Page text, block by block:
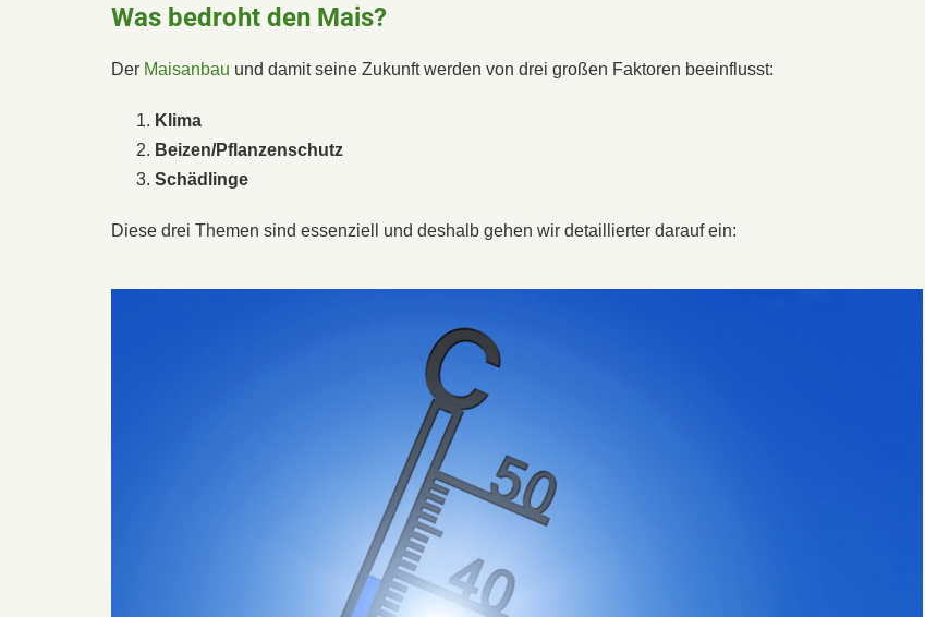
Was bedroht den Mais?
Der Maisanbau und damit seine Zukunft werden von drei großen Faktoren beeinflusst:
Klima
Beizen/Pflanzenschutz
Schädlinge
Diese drei Themen sind essenziell und deshalb gehen wir detaillierter darauf ein: